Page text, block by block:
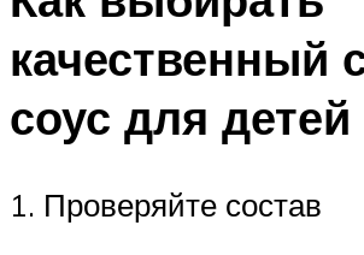
качественный
соус для детей
1. Проверяйте состав